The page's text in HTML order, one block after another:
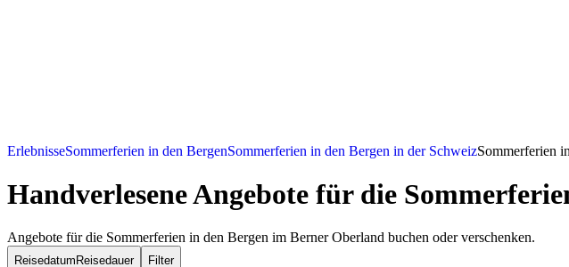
ErlebnisseSommerferien in den BergenSommerferien in den Bergen in der SchweizSommerferien
Handverlesene Angebote für die
Angebote für die Sommerferien in den Bergen im Berner Oberland buchen oder verschenken.
Reisedatum Reisedauer Filter